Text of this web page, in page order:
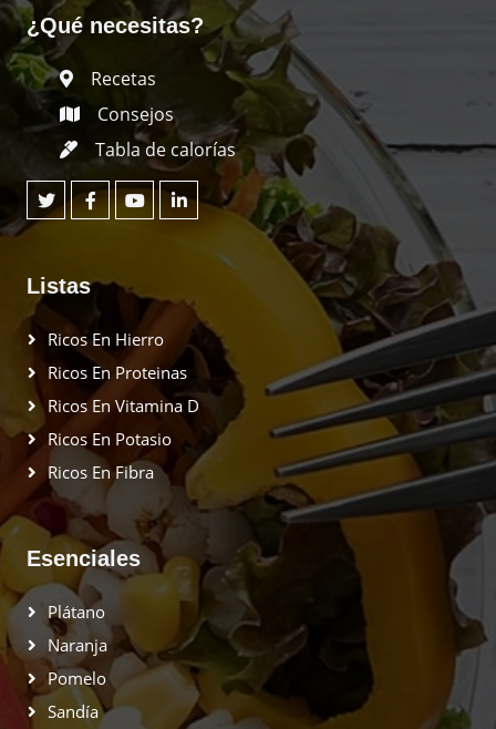
¿Qué necesitas?
Recetas
Consejos
Tabla de calorías
Listas
Ricos En Hierro
Ricos En Proteinas
Ricos En Vitamina D
Ricos En Potasio
Ricos En Fibra
Esenciales
Plátano
Naranja
Pomelo
Sandía